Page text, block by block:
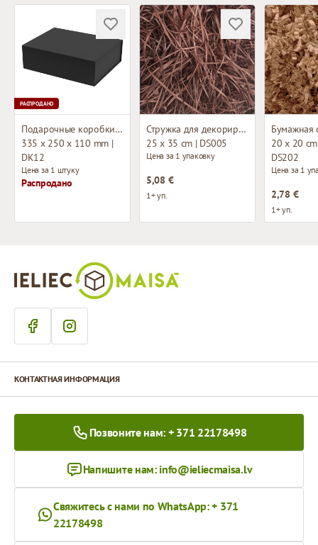
РАСПРОДАНО
Подарочные коробки с магнитом
335 x 250 x 110 mm |
DK12
Цена за 1 штуку
Распродано
Стружка для декорирования
25 x 35 cm | DS005
Цена за 1 упаковку
5,08 €
1+ уп.
20 x 20
DS202
Цена за 1
2,78 €
1+ уп.
КОНТАКТНАЯ ИНФОРМАЦИЯ
Позвоните нам: + 371 22178498
Напишите нам: info@ieliecmaisa.lv
Свяжитесь с нами по WhatsApp: + 371
22178498